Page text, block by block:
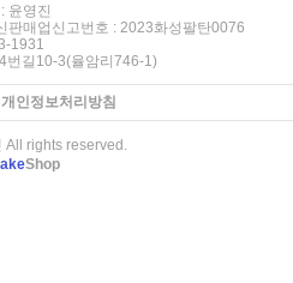
윤영진
판매업신고번호 : 2023화성팔탄0076
1931
번길10-3(율암리746-1)
개인정보처리방침
rights reserved.
Shop